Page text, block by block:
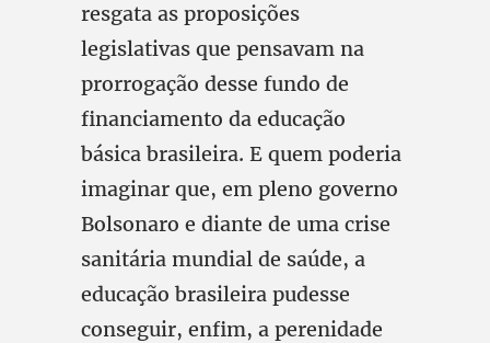
resgata as proposições
legislativas que pensavam na
prorrogação desse fundo de
financiamento da educação
básica brasileira. E quem poderia
imaginar que, em pleno governo
Bolsonaro e diante de uma crise
sanitária mundial de saúde, a
educação brasileira pudesse
conseguir, enfim, a perenidade